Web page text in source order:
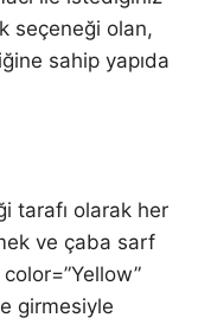
seçeneği olan,
sahip yapıda
tarafı olarak her
ve çaba sarf
girmesiyle